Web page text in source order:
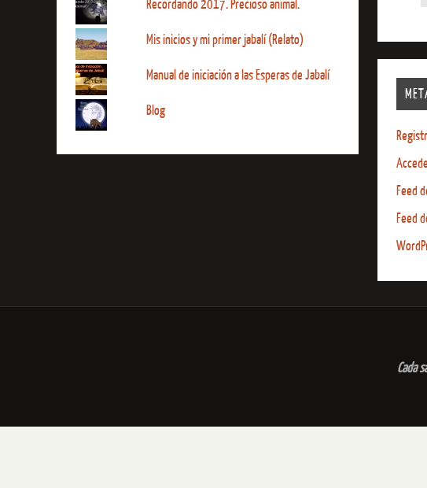
Recordando 2017. Precioso animal.
Mis inicios y mi primer jabalí (Relato)
Manual de iniciación a las Esperas de Jabalí
Blog
Feed
Feed
Cada